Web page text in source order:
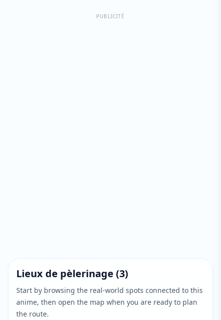
PUBLICITÉ
Lieux de pèlerinage (3)
Start by browsing the real-world spots connected to this
anime, then open the map when you are ready to plan
the route.